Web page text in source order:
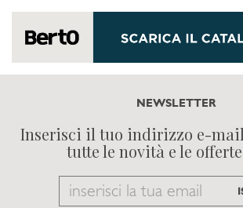
NEWSLETTER
Inserisci il tuo indirizzo e-
tutte le novità e le
Email